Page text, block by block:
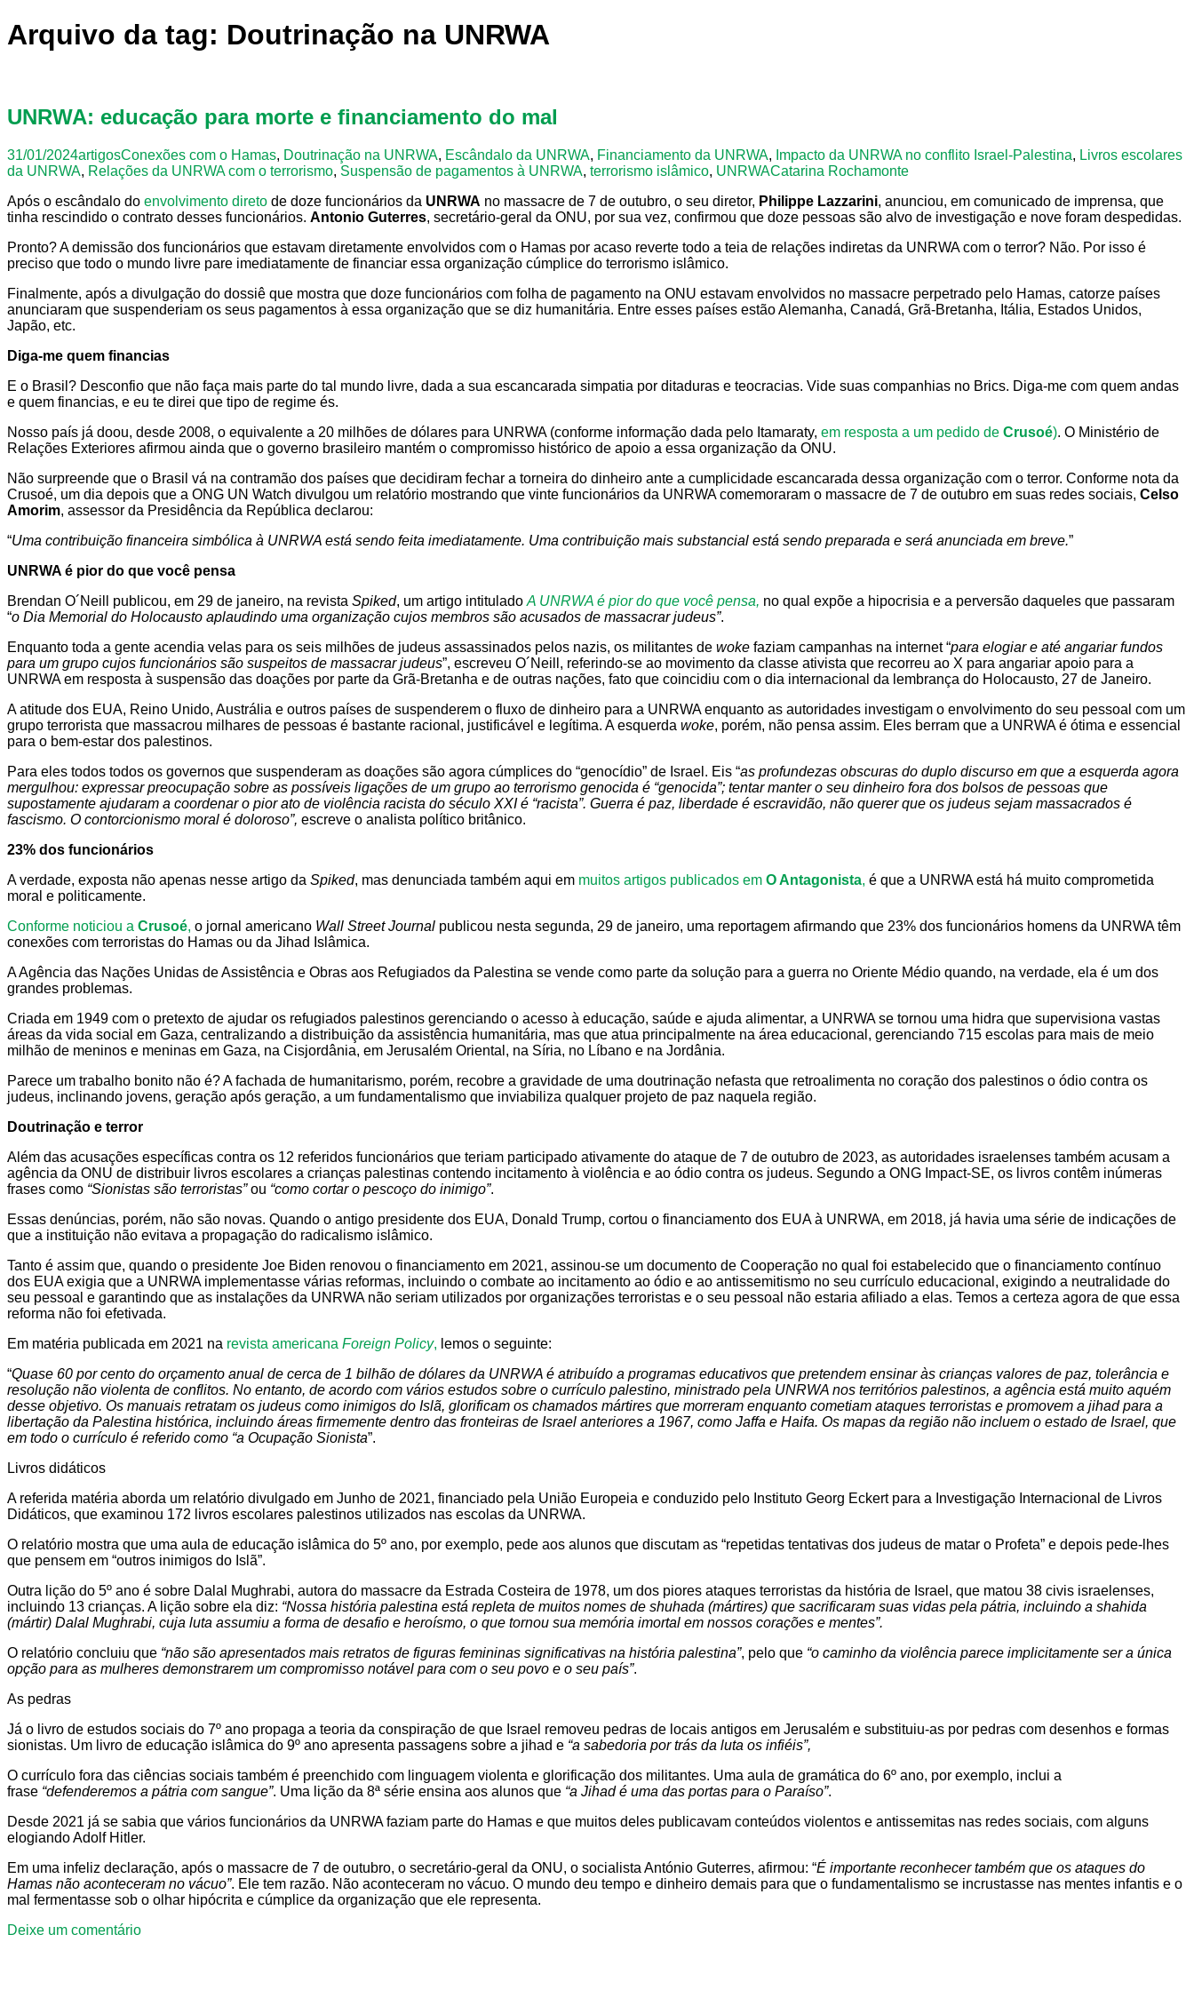
Arquivo da tag: Doutrinação na UNRWA
UNRWA: educação para morte e financiamento do mal
31/01/2024artigosConexões com o Hamas, Doutrinação na UNRWA, Escândalo da UNRWA, Financiamento da UNRWA, Impacto da UNRWA no conflito Israel-Palestina, Livros escolares
da UNRWA, Relações da UNRWA com o terrorismo, Suspensão de pagamentos à UNRWA, terrorismo islâmico, UNRWACatarina Rochamonte
Após o escândalo do envolvimento direto de doze funcionários da UNRWA no massacre de 7 de outubro, o seu diretor, Philippe Lazzarini, anunciou, em comunicado de imprensa, que
tinha rescindido o contrato desses funcionários. Antonio Guterres, secretário-geral da ONU, por sua vez, confirmou que doze pessoas são alvo de investigação e nove foram despedidas.
Pronto? A demissão dos funcionários que estavam diretamente envolvidos com o Hamas por acaso reverte todo a teia de relações indiretas da UNRWA com o terror? Não. Por isso é
preciso que todo o mundo livre pare imediatamente de financiar essa organização cúmplice do terrorismo islâmico.
Finalmente, após a divulgação do dossiê que mostra que doze funcionários com folha de pagamento na ONU estavam envolvidos no massacre perpetrado pelo Hamas, catorze países
anunciaram que suspenderiam os seus pagamentos à essa organização que se diz humanitária. Entre esses países estão Alemanha, Canadá, Grã-Bretanha, Itália, Estados Unidos,
Japão, etc.
Diga-me quem financias
E o Brasil? Desconfio que não faça mais parte do tal mundo livre, dada a sua escancarada simpatia por ditaduras e teocracias. Vide suas companhias no Brics. Diga-me com quem andas
e quem financias, e eu te direi que tipo de regime és.
Nosso país já doou, desde 2008, o equivalente a 20 milhões de dólares para UNRWA (conforme informação dada pelo Itamaraty, em resposta a um pedido de Crusoé). O Ministério de
Relações Exteriores afirmou ainda que o governo brasileiro mantém o compromisso histórico de apoio a essa organização da ONU.
Não surpreende que o Brasil vá na contramão dos países que decidiram fechar a torneira do dinheiro ante a cumplicidade escancarada dessa organização com o terror. Conforme nota da
Crusoé, um dia depois que a ONG UN Watch divulgou um relatório mostrando que vinte funcionários da UNRWA comemoraram o massacre de 7 de outubro em suas redes sociais, Celso
Amorim, assessor da Presidência da República declarou:
“Uma contribuição financeira simbólica à UNRWA está sendo feita imediatamente. Uma contribuição mais substancial está sendo preparada e será anunciada em breve.”
UNRWA é pior do que você pensa
Brendan O´Neill publicou, em 29 de janeiro, na revista Spiked, um artigo intitulado A UNRWA é pior do que você pensa, no qual expõe a hipocrisia e a perversão daqueles que passaram
“o Dia Memorial do Holocausto aplaudindo uma organização cujos membros são acusados de massacrar judeus”.
Enquanto toda a gente acendia velas para os seis milhões de judeus assassinados pelos nazis, os militantes de woke faziam campanhas na internet “para elogiar e até angariar fundos
para um grupo cujos funcionários são suspeitos de massacrar judeus”, escreveu O´Neill, referindo-se ao movimento da classe ativista que recorreu ao X para angariar apoio para a
UNRWA em resposta à suspensão das doações por parte da Grã-Bretanha e de outras nações, fato que coincidiu com o dia internacional da lembrança do Holocausto, 27 de Janeiro.
A atitude dos EUA, Reino Unido, Austrália e outros países de suspenderem o fluxo de dinheiro para a UNRWA enquanto as autoridades investigam o envolvimento do seu pessoal com um
grupo terrorista que massacrou milhares de pessoas é bastante racional, justificável e legítima. A esquerda woke, porém, não pensa assim. Eles berram que a UNRWA é ótima e essencial
para o bem-estar dos palestinos.
Para eles todos todos os governos que suspenderam as doações são agora cúmplices do “genocídio” de Israel. Eis “as profundezas obscuras do duplo discurso em que a esquerda agora
mergulhou: expressar preocupação sobre as possíveis ligações de um grupo ao terrorismo genocida é “genocida”; tentar manter o seu dinheiro fora dos bolsos de pessoas que
supostamente ajudaram a coordenar o pior ato de violência racista do século XXI é “racista”. Guerra é paz, liberdade é escravidão, não querer que os judeus sejam massacrados é
fascismo. O contorcionismo moral é doloroso”, escreve o analista político britânico.
23% dos funcionários
A verdade, exposta não apenas nesse artigo da Spiked, mas denunciada também aqui em muitos artigos publicados em O Antagonista, é que a UNRWA está há muito comprometida
moral e politicamente.
Conforme noticiou a Crusoé, o jornal americano Wall Street Journal publicou nesta segunda, 29 de janeiro, uma reportagem afirmando que 23% dos funcionários homens da UNRWA têm
conexões com terroristas do Hamas ou da Jihad Islâmica.
A Agência das Nações Unidas de Assistência e Obras aos Refugiados da Palestina se vende como parte da solução para a guerra no Oriente Médio quando, na verdade, ela é um dos
grandes problemas.
Criada em 1949 com o pretexto de ajudar os refugiados palestinos gerenciando o acesso à educação, saúde e ajuda alimentar, a UNRWA se tornou uma hidra que supervisiona vastas
áreas da vida social em Gaza, centralizando a distribuição da assistência humanitária, mas que atua principalmente na área educacional, gerenciando 715 escolas para mais de meio
milhão de meninos e meninas em Gaza, na Cisjordânia, em Jerusalém Oriental, na Síria, no Líbano e na Jordânia.
Parece um trabalho bonito não é? A fachada de humanitarismo, porém, recobre a gravidade de uma doutrinação nefasta que retroalimenta no coração dos palestinos o ódio contra os
judeus, inclinando jovens, geração após geração, a um fundamentalismo que inviabiliza qualquer projeto de paz naquela região.
Doutrinação e terror
Além das acusações específicas contra os 12 referidos funcionários que teriam participado ativamente do ataque de 7 de outubro de 2023, as autoridades israelenses também acusam a
agência da ONU de distribuir livros escolares a crianças palestinas contendo incitamento à violência e ao ódio contra os judeus. Segundo a ONG Impact-SE, os livros contêm inúmeras
frases como “Sionistas são terroristas”ou “como cortar o pescoço do inimigo”.
Essas denúncias, porém, não são novas. Quando o antigo presidente dos EUA, Donald Trump, cortou o financiamento dos EUA à UNRWA, em 2018, já havia uma série de indicações de
que a instituição não evitava a propagação do radicalismo islâmico.
Tanto é assim que, quando o presidente Joe Biden renovou o financiamento em 2021, assinou-se um documento de Cooperação no qual foi estabelecido que o financiamento contínuo
dos EUA exigia que a UNRWA implementasse várias reformas, incluindo o combate ao incitamento ao ódio e ao antissemitismo no seu currículo educacional, exigindo a neutralidade do
seu pessoal e garantindo que as instalações da UNRWA não seriam utilizados por organizações terroristas e o seu pessoal não estaria afiliado a elas. Temos a certeza agora de que essa
reforma não foi efetivada.
Em matéria publicada em 2021 na revista americana Foreign Policy, lemos o seguinte:
“Quase 60 por cento do orçamento anual de cerca de 1 bilhão de dólares da UNRWA é atribuído a programas educativos que pretendem ensinar às crianças valores de paz, tolerância e
resolução não violenta de conflitos. No entanto, de acordo com vários estudos sobre o currículo palestino, ministrado pela UNRWA nos territórios palestinos, a agência está muito aquém
desse objetivo. Os manuais retratam os judeus como inimigos do Islã, glorificam os chamados mártires que morreram enquanto cometiam ataques terroristas e promovem a jihad para a
libertação da Palestina histórica, incluindo áreas firmemente dentro das fronteiras de Israel anteriores a 1967, como Jaffa e Haifa. Os mapas da região não incluem o estado de Israel, que
em todo o currículo é referido como “a Ocupação Sionista”.
Livros didáticos
A referida matéria aborda um relatório divulgado em Junho de 2021, financiado pela União Europeia e conduzido pelo Instituto Georg Eckert para a Investigação Internacional de Livros
Didáticos, que examinou 172 livros escolares palestinos utilizados nas escolas da UNRWA.
O relatório mostra que uma aula de educação islâmica do 5º ano, por exemplo, pede aos alunos que discutam as “repetidas tentativas dos judeus de matar o Profeta” e depois pede-lhes
que pensem em “outros inimigos do Islã”.
Outra lição do 5º ano é sobre Dalal Mughrabi, autora do massacre da Estrada Costeira de 1978, um dos piores ataques terroristas da história de Israel, que matou 38 civis israelenses,
incluindo 13 crianças. A lição sobre ela diz: “Nossa história palestina está repleta de muitos nomes de shuhada (mártires) que sacrificaram suas vidas pela pátria, incluindo a shahida
(mártir) Dalal Mughrabi, cuja luta assumiu a forma de desafio e heroísmo, o que tornou sua memória imortal em nossos corações e mentes”.
O relatório concluiu que “não são apresentados mais retratos de figuras femininas significativas na história palestina”, pelo que “o caminho da violência parece implicitamente ser a única
opção para as mulheres demonstrarem um compromisso notável para com o seu povo e o seu país”.
As pedras
Já o livro de estudos sociais do 7º ano propaga a teoria da conspiração de que Israel removeu pedras de locais antigos em Jerusalém e substituiu-as por pedras com desenhos e formas
sionistas. Um livro de educação islâmica do 9º ano apresenta passagens sobre a jihad e “a sabedoria por trás da luta os infiéis”,
O currículo fora das ciências sociais também é preenchido com linguagem violenta e glorificação dos militantes. Uma aula de gramática do 6º ano, por exemplo, inclui a
frase “defenderemos a pátria com sangue”. Uma lição da 8ª série ensina aos alunos que “a Jihad é uma das portas para o Paraíso”.
Desde 2021 já se sabia que vários funcionários da UNRWA faziam parte do Hamas e que muitos deles publicavam conteúdos violentos e antissemitas nas redes sociais, com alguns
elogiando Adolf Hitler.
Em uma infeliz declaração, após o massacre de 7 de outubro, o secretário-geral da ONU, o socialista António Guterres, afirmou: “É importante reconhecer também que os ataques do
Hamas não aconteceram no vácuo”. Ele tem razão. Não aconteceram no vácuo. O mundo deu tempo e dinheiro demais para que o fundamentalismo se incrustasse nas mentes infantis e o
mal fermentasse sob o olhar hipócrita e cúmplice da organização que ele representa.
Deixe um comentário